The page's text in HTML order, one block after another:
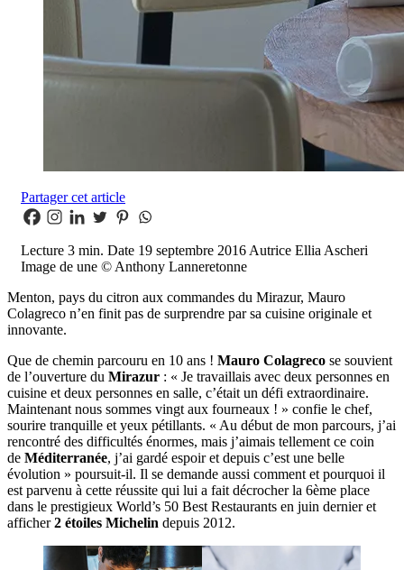
Partager cet article
Lecture 3 min. Date 19 septembre 2016 Autrice Ellia Ascheri
Image de une © Anthony Lanneretonne
Menton, pays du citron aux commandes du Mirazur, Mauro
Colagreco n’en finit pas de surprendre par sa cuisine originale et
innovante.
Que de chemin parcouru en 10 ans ! Mauro Colagreco se souvient
de l’ouverture du Mirazur : « Je travaillais avec deux personnes en
cuisine et deux personnes en salle, c’était un défi extraordinaire.
Maintenant nous sommes vingt aux fourneaux ! » confie le chef,
sourire tranquille et yeux pétillants. « Au début de mon parcours, j’ai
rencontré des difficultés énormes, mais j’aimais tellement ce coin
de Méditerranée, j’ai gardé espoir et depuis c’est une belle
évolution » poursuit-il. Il se demande aussi comment et pourquoi il
est parvenu à cette réussite qui lui a fait décrocher la 6ème place
dans le prestigieux World’s 50 Best Restaurants en juin dernier et
afficher2 étoiles Michelin depuis 2012.